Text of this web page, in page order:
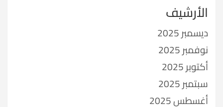
الأرشيف
ديسمبر 2025
نوفمبر 2025
أكتوبر 2025
سبتمبر 2025
أغسطس 2025